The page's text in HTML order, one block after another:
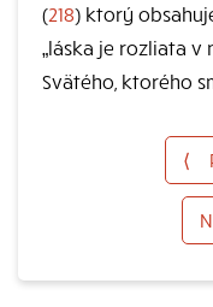
(218) ktorý
„láska je rozliata v
Svätého, ktorého
⟨